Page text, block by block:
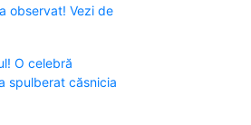
observat! Vezi de
O celebră
spulberat căsnicia